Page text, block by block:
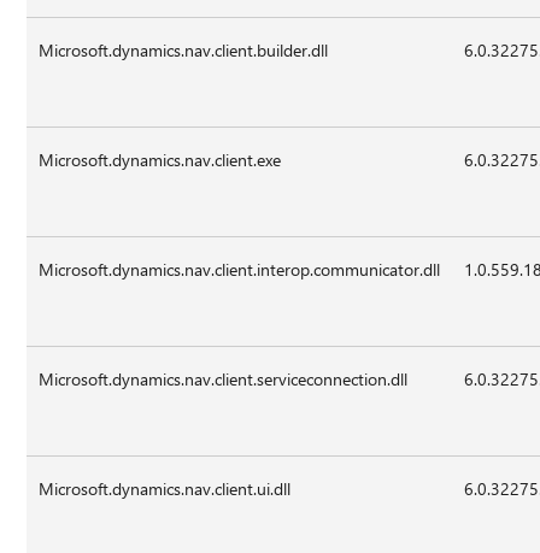
Microsoft.dynamics.nav.client.builder.dll
Microsoft.dynamics.nav.client.exe
Microsoft.dynamics.nav.client.interop.communicator.dll
Microsoft.dynamics.nav.client.serviceconnection.dll
Microsoft.dynamics.nav.client.ui.dll